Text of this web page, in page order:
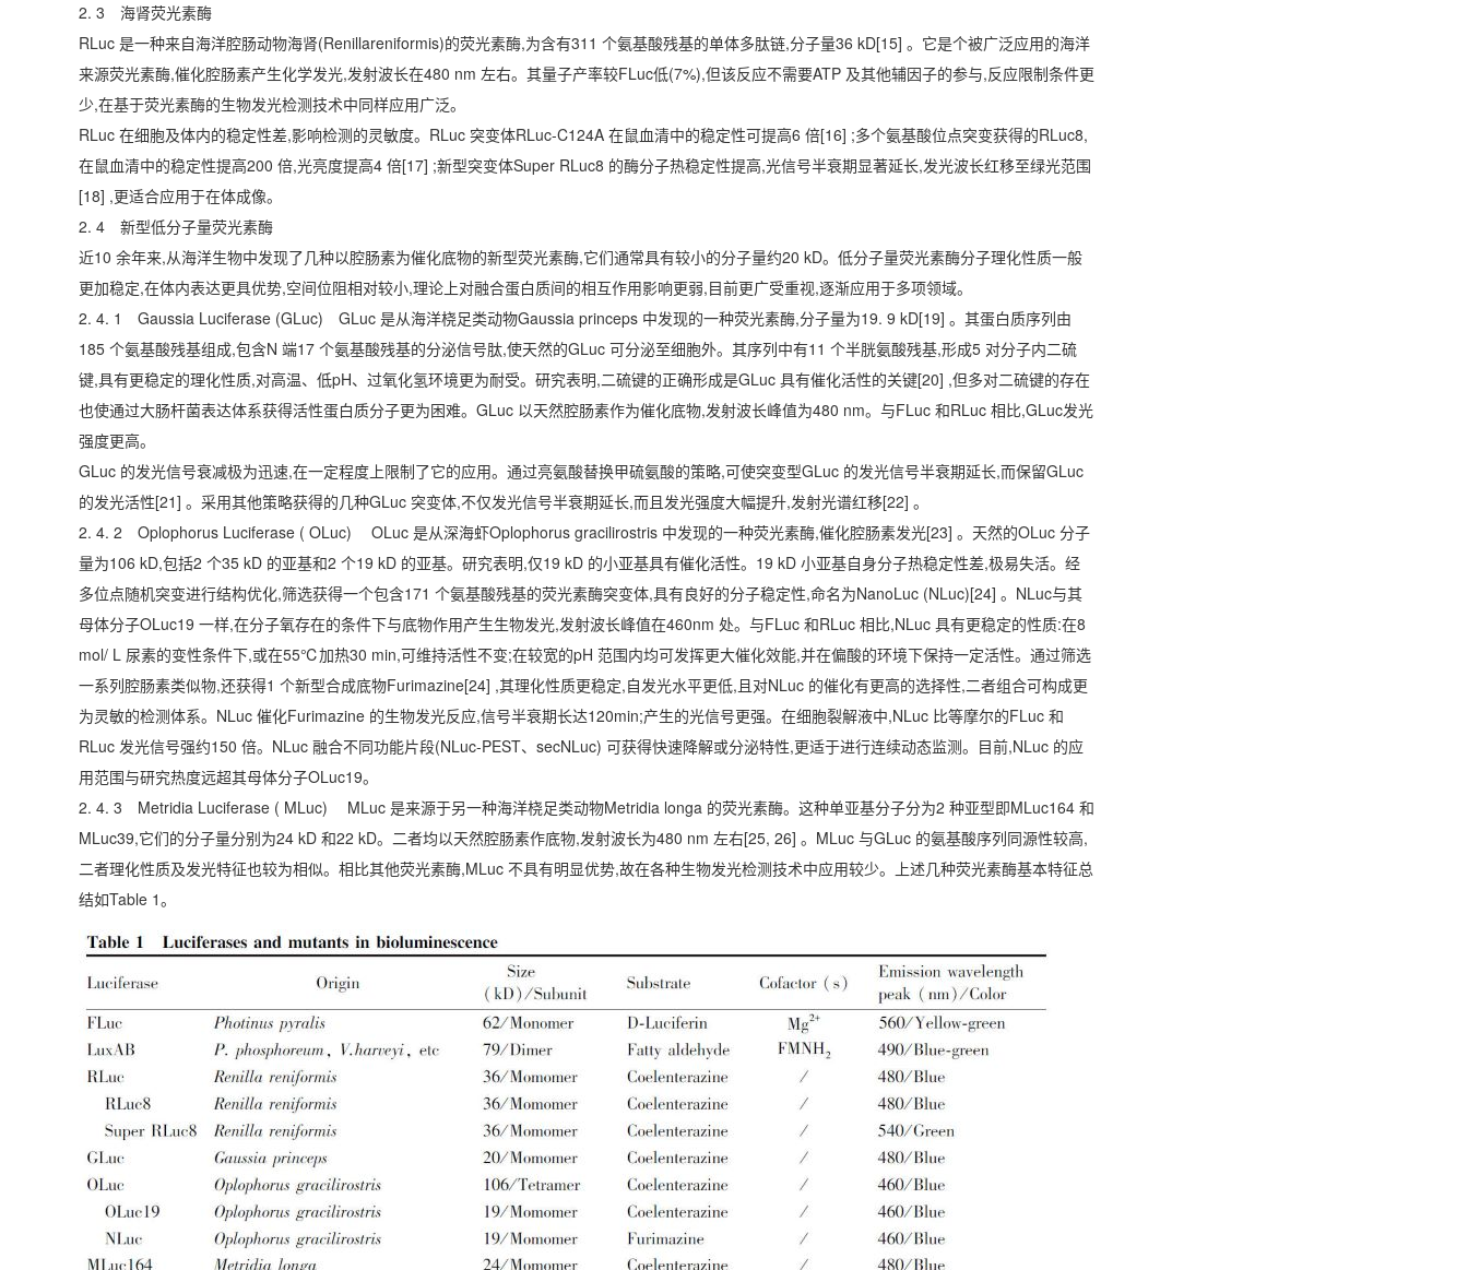
2. 3 海肾荧光素酶
RLuc 是一种来自海洋腔肠动物海肾(Renillareniformis)的荧光素酶,为含有311 个氨基酸残基的单体多肽链,分子量36 kD[15] 。它是个被广泛应用的海洋
来源荧光素酶,催化腔肠素产生化学发光,发射波长在480 nm 左右。其量子产率较FLuc低(7%),但该反应不需要ATP 及其他辅因子的参与,反应限制条件更
少,在基于荧光素酶的生物发光检测技术中同样应用广泛。
RLuc 在细胞及体内的稳定性差,影响检测的灵敏度。RLuc 突变体RLuc-C124A 在鼠血清中的稳定性可提高6 倍[16] ;多个氨基酸位点突变获得的RLuc8,
在鼠血清中的稳定性提高200 倍,光亮度提高4 倍[17] ;新型突变体Super RLuc8 的酶分子热稳定性提高,光信号半衰期显著延长,发光波长红移至绿光范围
[18] ,更适合应用于在体成像。
2. 4 新型低分子量荧光素酶
近10 余年来,从海洋生物中发现了几种以腔肠素为催化底物的新型荧光素酶,它们通常具有较小的分子量约20 kD。低分子量荧光素酶分子理化性质一般
更加稳定,在体内表达更具优势,空间位阻相对较小,理论上对融合蛋白质间的相互作用影响更弱,目前更广受重视,逐渐应用于多项领域。
2. 4. 1 Gaussia Luciferase (GLuc) GLuc 是从海洋桡足类动物Gaussia princeps 中发现的一种荧光素酶,分子量为19. 9 kD[19] 。其蛋白质序列由
185 个氨基酸残基组成,包含N 端17 个氨基酸残基的分泌信号肽,使天然的GLuc 可分泌至细胞外。其序列中有11 个半胱氨酸残基,形成5 对分子内二硫
键,具有更稳定的理化性质,对高温、低pH、过氧化氢环境更为耐受。研究表明,二硫键的正确形成是GLuc 具有催化活性的关键[20] ,但多对二硫键的存在
也使通过大肠杆菌表达体系获得活性蛋白质分子更为困难。GLuc 以天然腔肠素作为催化底物,发射波长峰值为480 nm。与FLuc 和RLuc 相比,GLuc发光
强度更高。
GLuc 的发光信号衰减极为迅速,在一定程度上限制了它的应用。通过亮氨酸替换甲硫氨酸的策略,可使突变型GLuc 的发光信号半衰期延长,而保留GLuc
的发光活性[21] 。采用其他策略获得的几种GLuc 突变体,不仅发光信号半衰期延长,而且发光强度大幅提升,发射光谱红移[22] 。
2. 4. 2 Oplophorus Luciferase ( OLuc) OLuc 是从深海虾Oplophorus gracilirostris 中发现的一种荧光素酶,催化腔肠素发光[23] 。天然的OLuc 分子
量为106 kD,包括2 个35 kD 的亚基和2 个19 kD 的亚基。研究表明,仅19 kD 的小亚基具有催化活性。19 kD 小亚基自身分子热稳定性差,极易失活。经
多位点随机突变进行结构优化,筛选获得一个包含171 个氨基酸残基的荧光素酶突变体,具有良好的分子稳定性,命名为NanoLuc (NLuc)[24] 。NLuc与其
母体分子OLuc19 一样,在分子氧存在的条件下与底物作用产生生物发光,发射波长峰值在460nm 处。与FLuc 和RLuc 相比,NLuc 具有更稳定的性质:在8
mol/ L 尿素的变性条件下,或在55℃加热30 min,可维持活性不变;在较宽的pH 范围内均可发挥更大催化效能,并在偏酸的环境下保持一定活性。通过筛选
一系列腔肠素类似物,还获得1 个新型合成底物Furimazine[24] ,其理化性质更稳定,自发光水平更低,且对NLuc 的催化有更高的选择性,二者组合可构成更
为灵敏的检测体系。NLuc 催化Furimazine 的生物发光反应,信号半衰期长达120min;产生的光信号更强。在细胞裂解液中,NLuc 比等摩尔的FLuc 和
RLuc 发光信号强约150 倍。NLuc 融合不同功能片段(NLuc-PEST、secNLuc) 可获得快速降解或分泌特性,更适于进行连续动态监测。目前,NLuc 的应
用范围与研究热度远超其母体分子OLuc19。
2. 4. 3 Metridia Luciferase ( MLuc) MLuc 是来源于另一种海洋桡足类动物Metridia longa 的荧光素酶。这种单亚基分子分为2 种亚型即MLuc164 和
MLuc39,它们的分子量分别为24 kD 和22 kD。二者均以天然腔肠素作底物,发射波长为480 nm 左右[25, 26] 。MLuc 与GLuc 的氨基酸序列同源性较高,
二者理化性质及发光特征也较为相似。相比其他荧光素酶,MLuc 不具有明显优势,故在各种生物发光检测技术中应用较少。上述几种荧光素酶基本特征总
结如Table 1。